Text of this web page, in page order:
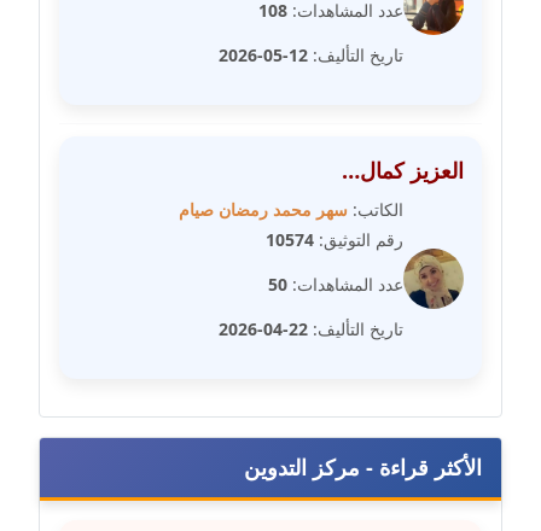
عاملة
مدونة سامح رشاد
مدونة سامح طلعت
عاملة
مدونة سامح فرج
عاملة
مدونة سحر أبو العلا
عاملة
عدد المشاهدات: 108
تاريخ التأليف: 12-05-2026
العزيز كمال…
الكاتب: سهر محمد رمضان صيام
رقم التوثيق: 10574
عدد المشاهدات: 50
تاريخ التأليف: 22-04-2026
الأكثر قراءة - مركز التدوين